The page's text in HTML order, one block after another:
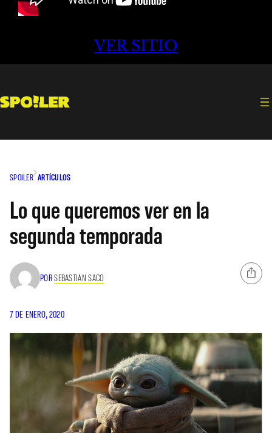
VER SITIO
SPOILER ARTÍCULOS
Lo que queremos ver en la
segunda temporada
PORSEBASTIAN SACO
7 DE ENERO, 2020